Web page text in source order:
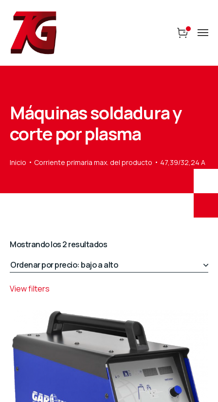
Máquinas soldadura y
corte por plasma
Inicio Corriente primaria max. del producto 47,39/32,24 A
Mostrando los 2 resultadosOrdenado
precio:
alto
View filters